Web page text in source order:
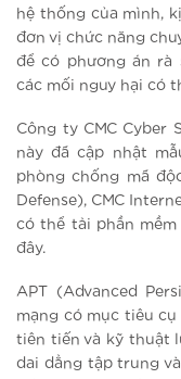
hệ thống của mình,
đơn vị chức năng
để có phương án rà
các mối nguy hại có
Công ty CMC
này đã cập nhật
phòng chống mã
Defense), CMC
có thể tải phần
đây.
APT (Advanced
mạng có mục tiêu
tiên tiến và kỹ thuật
dai dẳng tập trung